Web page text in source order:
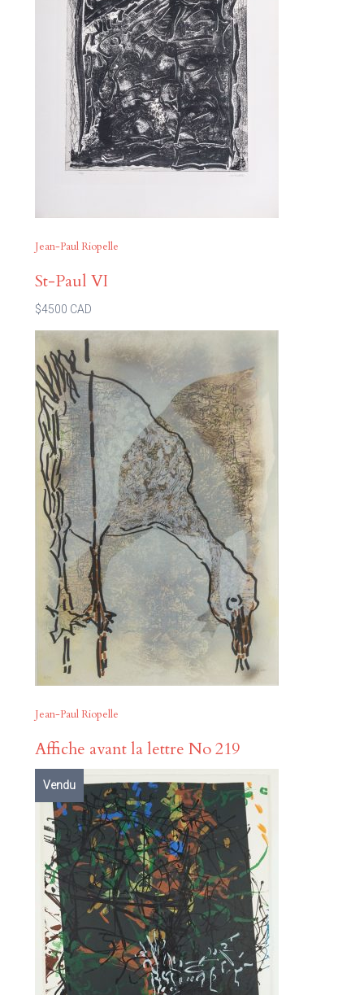
Jean-Paul Riopelle
St-Paul VI
$4500 CAD
Jean-Paul Riopelle
Affiche avant la lettre No 219
Vendu